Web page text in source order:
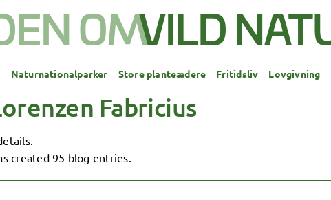
Naturnationalparker Store planteædere Fritidsliv Lovgivning
Fabricius
created 95 blog entries.